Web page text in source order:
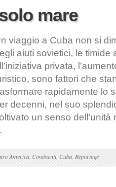
mare
viaggio a Cuba non si
aiuti sovietici, le timide
privata,
sono fattori che
rapidamente lo
decenni, nel suo
un senso dell’unità
America Continenti, Cuba Reportage